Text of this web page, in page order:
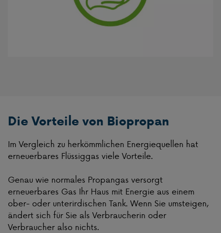
Die Vorteile von Biopropan
Im Vergleich zu herkömmlichen Energiequellen hat
erneuerbares Flüssiggas viele Vorteile.
Genau wie normales Propangas versorgt
erneuerbares Gas Ihr Haus mit Energie aus einem
ober- oder unterirdischen Tank. Wenn Sie umsteigen,
ändert sich für Sie als Verbraucherin oder
Verbraucher also nichts.